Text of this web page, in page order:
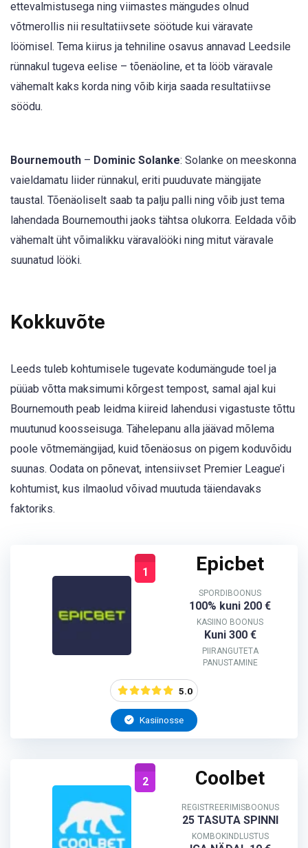
ettevalmistusega ning viimastes mängudes olnud
võtmerollis nii resultatiivsete söötude kui väravate
löömisel. Tema kiirus ja tehniline osavus annavad Leedsile
rünnakul tugeva eelise – tõenäoline, et ta lööb väravale
vähemalt kaks korda ning võib kirja saada resultatiivse
söödu.
Bournemouth – Dominic Solanke: Solanke on meeskonna
vaieldamatu liider rünnakul, eriti puuduvate mängijate
taustal. Tõenäoliselt saab ta palju palli ning võib just tema
lahendada Bournemouthi jaoks tähtsa olukorra. Eeldada võib
vähemalt üht võimalikku väravalööki ning mitut väravale
suunatud lööki.
Kokkuvõte
Leeds tuleb kohtumisele tugevate kodumängude toel ja
püüab võtta maksimumi kõrgest tempost, samal ajal kui
Bournemouth peab leidma kiireid lahendusi vigastuste tõttu
muutunud koosseisuga. Tähelepanu alla jäävad mõlema
poole võtmemängijad, kuid tõenäosus on pigem koduvõidu
suunas. Oodata on põnevat, intensiivset Premier League’i
kohtumist, kus ilmaolud võivad muutuda täiendavaks
faktoriks.
1 Epicbet
SPORDIBOONUS
100% kuni 200 €
KASIINO BOONUS
Kuni 300 €
PIIRANGUTETA
PANUSTAMINE
5.0
Kasiinosse
2 Coolbet
REGISTREERIMISBOONUS
25 TASUTA SPINNI
KOMBOKINDLUSTUS